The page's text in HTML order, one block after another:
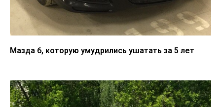
Мазда 6, которую умудрились ушатать за 5 лет